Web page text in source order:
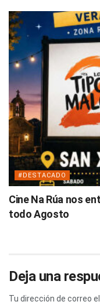
#DESTACADO
Cine Na Rúa nos
todo Agosto
Deja una
Tu dirección de correo